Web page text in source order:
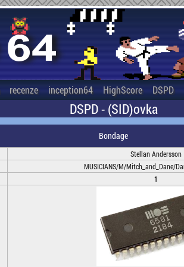
recenze inception64 HighScore DSPD
DSPD - (SID)ovka
Bondage
Stellan Andersson
MUSICIANS/M/Mitch_and_Dane/
1